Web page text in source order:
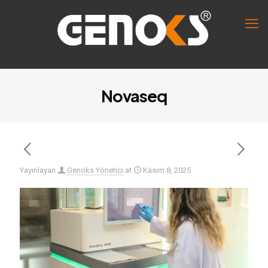
Novaseq
Yayınlayan Genoks Yönetici at Kasım 8, 2025